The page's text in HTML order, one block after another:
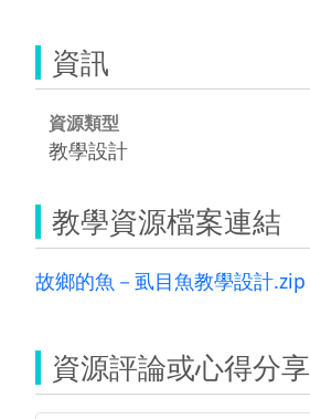
資訊
資源類型
教學設計
教學資源檔案連結
故鄉的魚－虱目魚教學設計.zip
資源評論或心得分享